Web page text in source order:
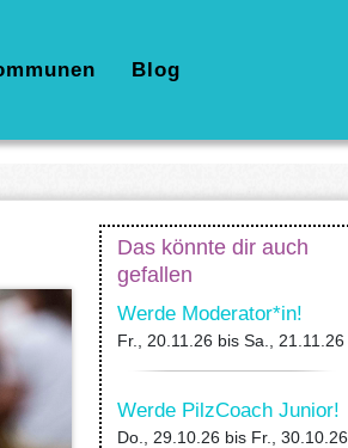
Blog
Das könnte dir auch
gefallen
Werde Moderator*in!
Fr., 20.11.26 bis Sa., 21.11.26
Werde PilzCoach Junior!
Do., 29.10.26 bis Fr., 30.10.26